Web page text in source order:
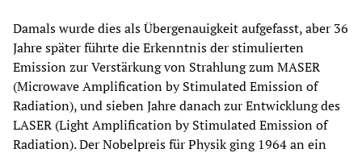
Damals wurde dies als Übergenauigkeit aufgefasst, aber 36
Jahre später führte die Erkenntnis der stimulierten
Emission zur Verstärkung von Strahlung zum MASER
(Microwave Amplification by Stimulated Emission of
Radiation), und sieben Jahre danach zur Entwicklung des
LASER (Light Amplification by Stimulated Emission of
Radiation). Der Nobelpreis für Physik ging 1964 an ein